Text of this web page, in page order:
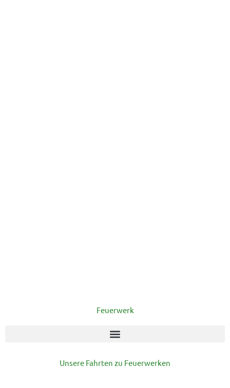
Feuerwerk
Unsere Fahrten zu Feuerwerken